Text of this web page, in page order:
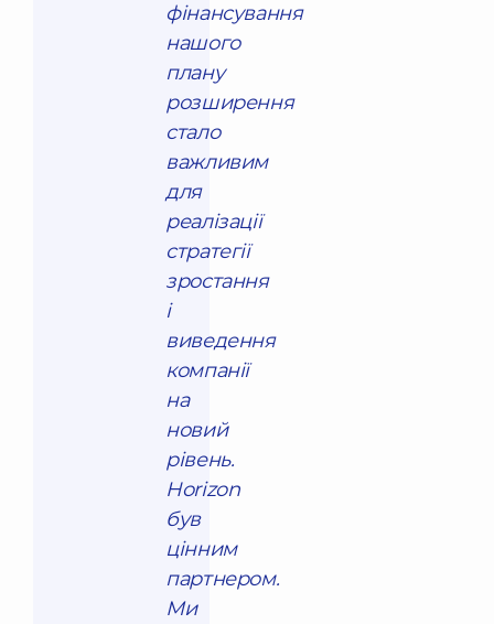
фінансування
нашого
плану
розширення
стало
важливим
для
реалізації
стратегії
зростання
і
виведення
компанії
на
новий
рівень.
Horizon
був
цінним
партнером.
Ми